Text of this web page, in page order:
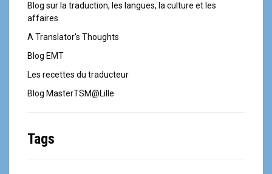
Blog sur la traduction, les langues, la culture et les
affaires
A Translator's Thoughts
Blog EMT
Les recettes du traducteur
Blog MasterTSM@Lille
Tags